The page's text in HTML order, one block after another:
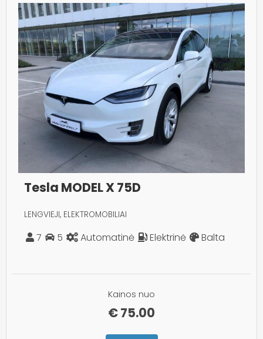
Tesla MODEL X 75D
LENGVIEJI, ELEKTROMOBILIAI
7 5 Automatinė Elektrinė Balta
Kainos nuo
€75.00